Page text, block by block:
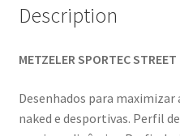
Description
METZELER SPORTEC
Desenhados para
naked e desportivas. Perfil